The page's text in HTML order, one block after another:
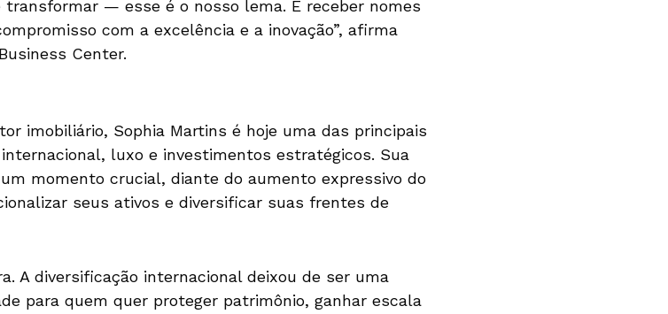
transformar — esse é o nosso lema. E receber nomes
com a excelência e a inovação”, afirma
Center.
imobiliário, Sophia Martins é hoje uma das principais
luxo e investimentos estratégicos. Sua
momento crucial, diante do aumento expressivo do
seus ativos e diversificar suas frentes de
A diversificação internacional deixou de ser uma
para quem quer proteger patrimônio, ganhar escala